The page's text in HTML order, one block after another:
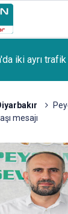
iki ayrı trafik
mesajı